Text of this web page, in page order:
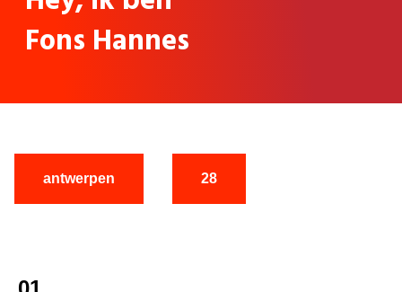
Fons Hannes
antwerpen 28